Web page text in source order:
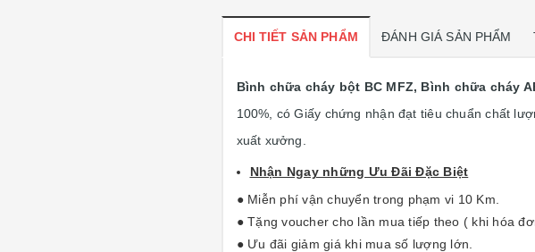
CHI TIẾT SẢN PHẨM ĐÁNH GIÁ SẢN PHẨM
Bình chữa cháy bột BC MFZ, Bình chữa cháy
100%, có Giấy chứng nhận đạt tiêu chuẩn chất
xuất xưởng.
Nhận Ngay những Ưu Đãi Đặc Biệt
● Miễn phí vận chuyển trong phạm vi 10 Km.
● Tặng voucher cho lần mua tiếp theo ( khi hóa
● Ưu đãi giảm giá khi mua số lượng lớn.